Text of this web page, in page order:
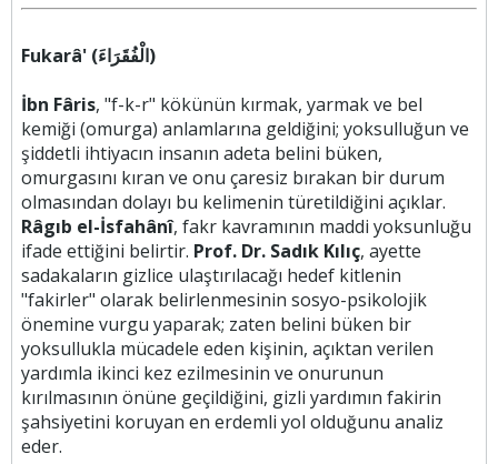
Fukarâ' (الْفُقَرَاءَ)
İbn Fâris, "f-k-r" kökünün kırmak, yarmak ve bel
kemiği (omurga) anlamlarına geldiğini; yoksulluğun ve
şiddetli ihtiyacın insanın adeta belini büken,
omurgasını kıran ve onu çaresiz bırakan bir durum
olmasından dolayı bu kelimenin türetildiğini açıklar.
Râgıb el-İsfahânî, fakr kavramının maddi yoksunluğu
ifade ettiğini belirtir. Prof. Dr. Sadık Kılıç, ayette
sadakaların gizlice ulaştırılacağı hedef kitlenin
"fakirler" olarak belirlenmesinin sosyo-psikolojik
önemine vurgu yaparak; zaten belini büken bir
yoksullukla mücadele eden kişinin, açıktan verilen
yardımla ikinci kez ezilmesinin ve onurunun
kırılmasının önüne geçildiğini, gizli yardımın fakirin
şahsiyetini koruyan en erdemli yol olduğunu analiz
eder.